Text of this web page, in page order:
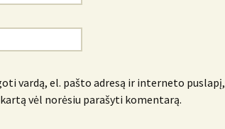
vardą, el. pašto adresą ir interneto puslapį,
vėl norėsiu parašyti komentarą.